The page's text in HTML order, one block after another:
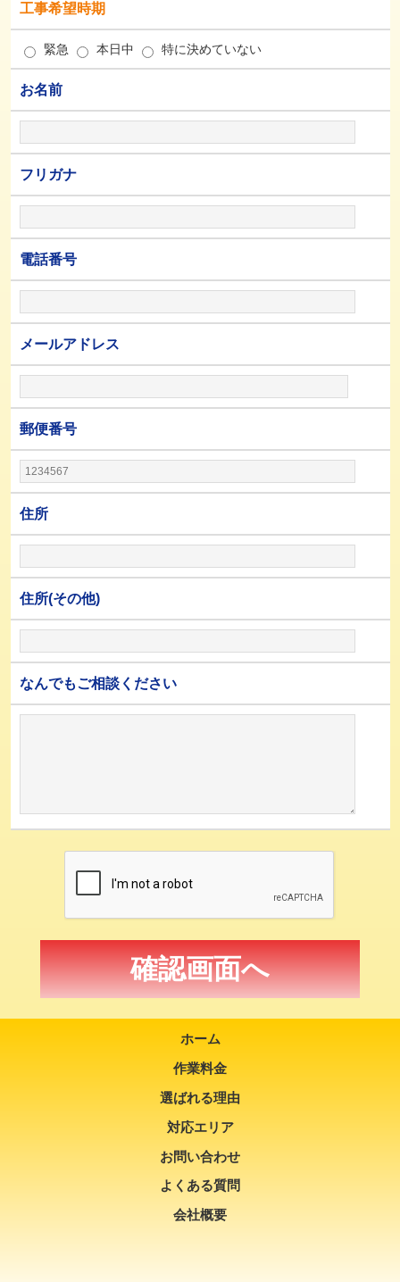
工事希望時期
緊急 本日中 特に決めていない
お名前
フリガナ
電話番号
メールアドレス
郵便番号
住所
住所(その他)
なんでもご相談ください
ホーム
作業料金
選ばれる理由
対応エリア
お問い合わせ
よくある質問
会社概要